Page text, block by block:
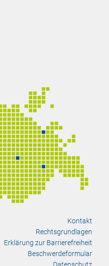
Kontakt
Rechtsgrundlagen
Erklärung zur Barrierefreiheit
Beschwerdeformular
Datenschutz